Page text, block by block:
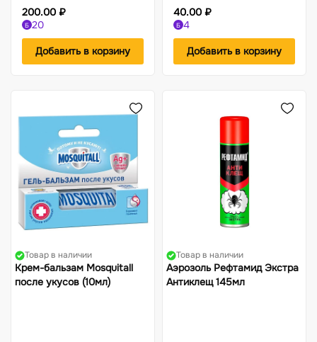
200.00 ₽
Б 20
Добавить в корзину
40.00 ₽
Б 4
Добавить в корзину
Товар в наличии
Крем-бальзам Mosquitall
после укусов (10мл)
Товар в наличии
Аэрозоль Рефтамид Экстра
Антиклещ 145мл